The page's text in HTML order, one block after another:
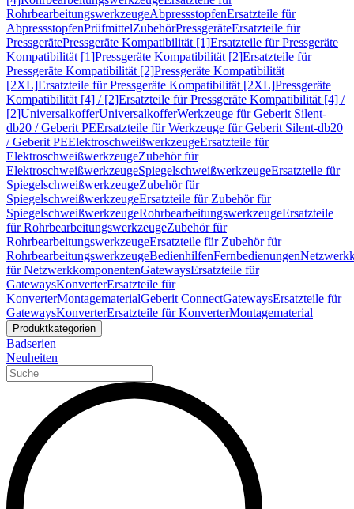
RohrbearbeitungswerkzeugeAbpressstopfenErsatzteile für
AbpressstopfenPrüfmittelZubehörPressgeräteErsatzteile für
PressgerätePressgeräte Kompatibilität [1]Ersatzteile für Pressgeräte
Kompatibilität [1]Pressgeräte Kompatibilität [2]Ersatzteile für
Pressgeräte Kompatibilität [2]Pressgeräte Kompatibilität
[2XL]Ersatzteile für Pressgeräte Kompatibilität [2XL]Pressgeräte
Kompatibilität [4] / [2]Ersatzteile für Pressgeräte Kompatibilität [4] /
[2]UniversalkofferUniversalkofferWerkzeuge für Geberit Silent-
db20 / Geberit PEErsatzteile für Werkzeuge für Geberit Silent-db20
/ Geberit PEElektroschweißwerkzeugeErsatzteile für
ElektroschweißwerkzeugeZubehör für
ElektroschweißwerkzeugeSpiegelschweißwerkzeugeErsatzteile für
SpiegelschweißwerkzeugeZubehör für
SpiegelschweißwerkzeugeErsatzteile für Zubehör für
SpiegelschweißwerkzeugeRohrbearbeitungswerkzeugeErsatzteile
für RohrbearbeitungswerkzeugeZubehör für
RohrbearbeitungswerkzeugeErsatzteile für Zubehör für
RohrbearbeitungswerkzeugeBedienhilfenFernbedienungen
für NetzwerkkomponentenGatewaysErsatzteile für
GatewaysKonverterErsatzteile für
KonverterMontagematerialGeberit ConnectGatewaysErsatzteile für
GatewaysKonverterErsatzteile für KonverterMontagematerial
Produktkategorien
Badserien
Neuheiten